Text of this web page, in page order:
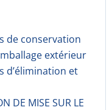
de conservation
extérieur
d’élimination et
DE MISE SUR LE